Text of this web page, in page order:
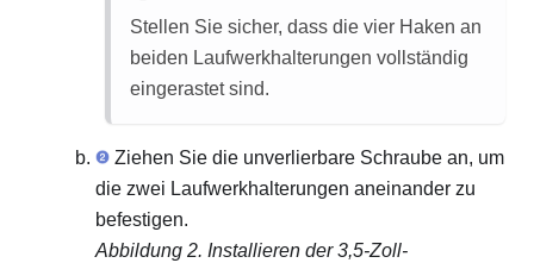
Stellen Sie sicher, dass die vier Haken an
beiden Laufwerkhalterungen vollständig
eingerastet sind.
Ziehen Sie die unverlierbare Schraube an, um
die zwei Laufwerkhalterungen aneinander zu
befestigen.
Abbildung 2. Installieren der 3,5-Zoll-